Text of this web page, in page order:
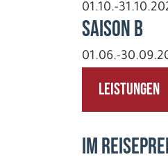
01.10.-
Saison B
01.06.-
LEISTUNGEN
IM